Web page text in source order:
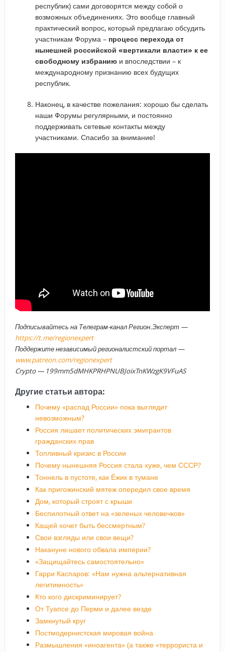
республик) сами договорятся между собой о
возможных объединениях. Это вообще главный
практический вопрос, который предлагаю обсудить
участникам Форума – процесс перехода от
нынешней российской «вертикали власти» к ее
свободному избраниюи впоследствии – к
международному признанию всех будущих
республик.
Наконец, в качестве пожелания: хорошо бы сделать
наши Форумы регулярными, и постоянно
поддерживать сетевые контакты между
участниками. Спасибо за внимание!
Подписывайтесь на Телеграм-канал Регион.Эксперт —
https://t.me/regionexpert
Поддержите независимый регионалистский портал —
www.patreon.com/regionexpert
Crypto — 199mm5dMHKPRHPNUBJoixTnKWzgK9VFuAS
Другие статьи автора:
Почему «распад России» пока выглядит
невозможным?
Россия лишает политических эмигрантов
гражданских прав
Топливный кризис в России
Почему нынешняя Россия стала хуже, чем СССР?
Тоннель в пустоте, как Ёжик в тумане
Как пригожинский мятеж опередил свое время
Дом, который строят с крыши
Беспилотный ответ на «зеленых человечков»
Кащей хочет быть бессмертным?
Свои взгляды или свои вещи?
Накануне нового обвала империи?
«Защищайтесь самостоятельно»
Гарри Каспаров: «Нам нужна альтернативная
легитимность»
Кто кого дискриминирует?
От Туапсе до Перми и далее везде
Замкнутый круг
Постмодернистская мировая война
Размышления «иноагента» (а также «террориста и